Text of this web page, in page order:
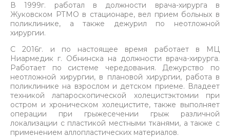
В 1999г. работал в должности врача-хирурга в
Жуковском РТМО в стационаре, вел прием больных в
поликлинике, а также дежурил по неотложной
хирургии.
С 2016г. и по настоящее время работает в МЦ
Ниармедик г. Обнинска на должности врача-хирурга.
Работает по системе чередования. Дежурство по
неотложной хирургии, в плановой хирургии, работа в
поликлинике на взрослом и детском приеме. Владеет
техникой лапароскопической холецистэктомии при
остром и хроническом холецистите, также выполняет
операции при грыжесечении грыж различной
локализации с пластикой местными тканями, а также с
применением аллопластических материалов.